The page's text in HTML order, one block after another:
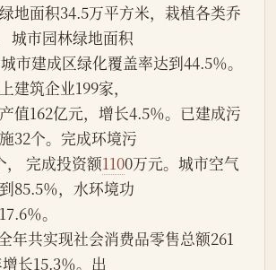
地面积34.5万平方米，栽植各类乔
城市园林绿地面积
市建成区绿化覆盖率达到44.5％。
建筑企业199家，
值162亿元，增长4.5％。已建成污
32个。完成环境污
， 完成投资额1100万元。城市空气
85.5％，水环境功
％。
长15.3％。出